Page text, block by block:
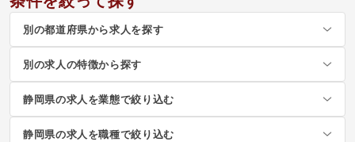
別の都道府県から求人を探す
別の求人の特徴から探す
静岡県の求人を業態で絞り込む
静岡県の求人を職種で絞り込む